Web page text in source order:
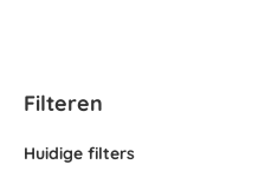
Filteren
Huidige filters